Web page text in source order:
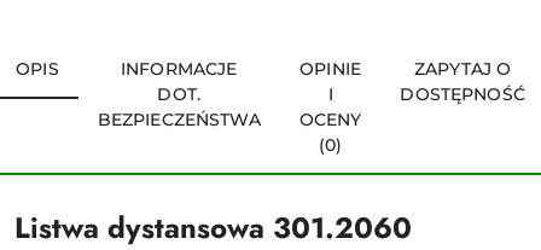
OPIS
INFORMACJE
DOT.
BEZPIECZEŃSTWA
OPINIE
I
OCENY
(0)
ZAPYTAJ O
DOSTĘPNOŚĆ
Listwa dystansowa 301.2060